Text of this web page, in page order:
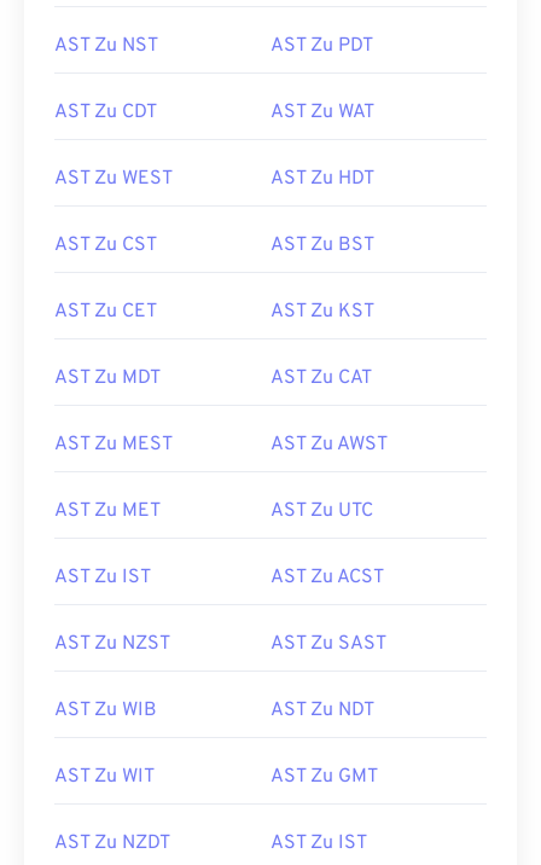
AST Zu NST AST Zu PDT
AST Zu CDT AST Zu WAT
AST Zu WEST AST Zu HDT
AST Zu CST AST Zu BST
AST Zu CET AST Zu KST
AST Zu MDT AST Zu CAT
AST Zu MEST AST Zu AWST
AST Zu MET AST Zu UTC
AST Zu IST AST Zu ACST
AST Zu NZST AST Zu SAST
AST Zu WIB AST Zu NDT
AST Zu WIT AST Zu GMT
AST Zu NZDT AST Zu IST